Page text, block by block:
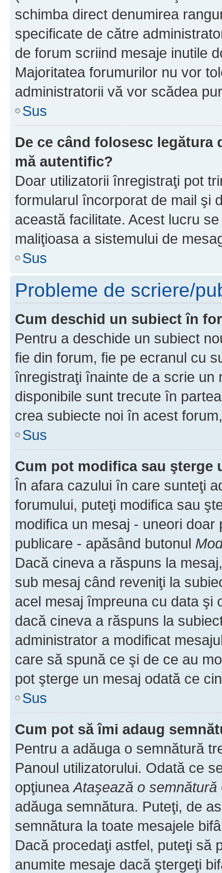
schimba direct denumirea
specificate de către
de forum scriind mesaje inutile
Majoritatea forumurilor nu vor
administratorii vă vor scădea
Sus
De ce când folosesc
mă autentific?
Doar utilizatorii înregistraţi pot
formularul încorporat de mail şi
această facilitate. Acest lucru
maliţioasa a sistemului de
Sus
Probleme de scriere/
Cum deschid un subiect în
Pentru a deschide un subiect
fie din forum, fie pe ecranul cu
înregistraţi înainte de a scrie un
disponibile sunt trecute în
crea subiecte noi în acest
Sus
Cum pot modifica sau şterge
În afara cazului în care sunteţi
forumului, puteţi modifica sau
modifica un mesaj - uneori
publicare - apăsând butonul
Dacă cineva a răspuns la
sub mesaj când reveniţi la
acel mesaj împreuna cu data şi
dacă cineva a răspuns la
administrator a modificat
care să spună ce şi de ce au
pot şterge un mesaj odată ce
Sus
Cum pot să îmi adaug
Pentru a adăuga o semnătură
Panoul utilizatorului. Odată ce
opţiuneaAtaşează o semnătură
adăuga semnătura. Puteţi, de
semnătura la toate mesajele
Dacă procedaţi astfel, puteţi să
anumite mesaje dacă ştergeţi